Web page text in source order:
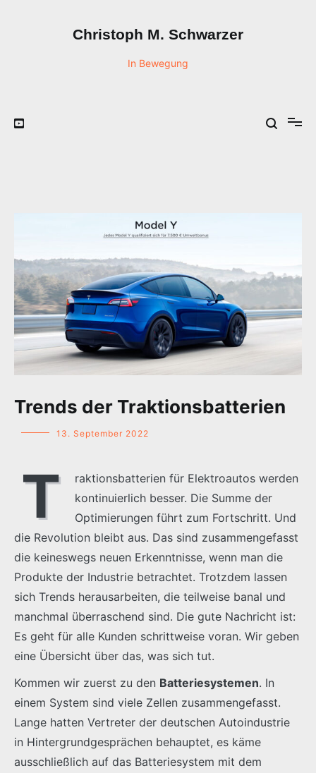
Christoph M. Schwarzer
In Bewegung
Trends der Traktionsbatterien
13. September 2022
T
raktionsbatterien für Elektroautos werden
kontinuierlich besser. Die Summe der
Optimierungen führt zum Fortschritt. Und
die Revolution bleibt aus. Das sind zusammengefasst
die keineswegs neuen Erkenntnisse, wenn man die
Produkte der Industrie betrachtet. Trotzdem lassen
sich Trends herausarbeiten, die teilweise banal und
manchmal überraschend sind. Die gute Nachricht ist:
Es geht für alle Kunden schrittweise voran. Wir geben
eine Übersicht über das, was sich tut.
Kommen wir zuerst zu den Batteriesystemen. In
einem System sind viele Zellen zusammengefasst.
Lange hatten Vertreter der deutschen Autoindustrie
in Hintergrundgesprächen behauptet, es käme
ausschließlich auf das Batteriesystem mit dem